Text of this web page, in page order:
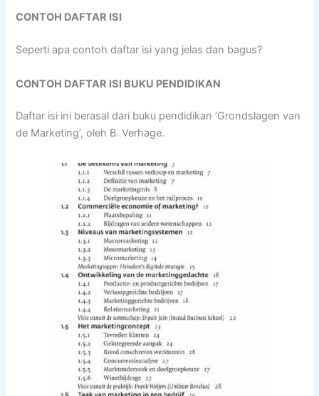
CONTOH DAFTAR ISI
Seperti apa contoh daftar isi yang jelas dan bagus?
CONTOH DAFTAR ISI BUKU PENDIDIKAN
Daftar isi ini berasal dari buku pendidikan ‘Grondslagen van
de Marketing’, oleh B. Verhage.